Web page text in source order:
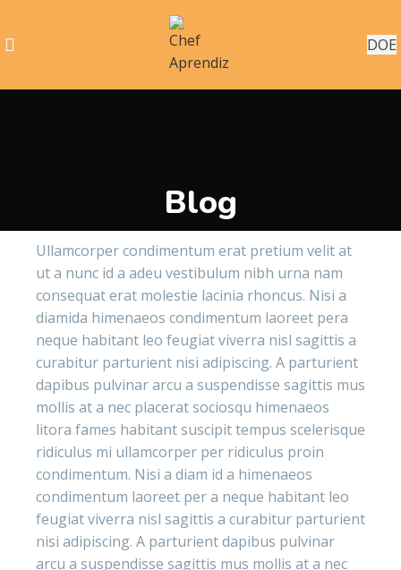
DOE
Blog
Ullamcorper condimentum erat pretium velit at
ut a nunc id a adeu vestibulum nibh urna nam
consequat erat molestie lacinia rhoncus. Nisi a
diamida himenaeos condimentum laoreet pera
neque habitant leo feugiat viverra nisl sagittis a
curabitur parturient nisi adipiscing. A parturient
dapibus pulvinar arcu a suspendisse sagittis mus
mollis at a nec placerat sociosqu himenaeos
litora fames habitant suscipit tempus scelerisque
ridiculus mi ullamcorper per ridiculus proin
condimentum. Nisi a diam id a himenaeos
condimentum laoreet per a neque habitant leo
feugiat viverra nisl sagittis a curabitur parturient
nisi adipiscing. A parturient dapibus pulvinar
arcu a suspendisse sagittis mus mollis at a nec